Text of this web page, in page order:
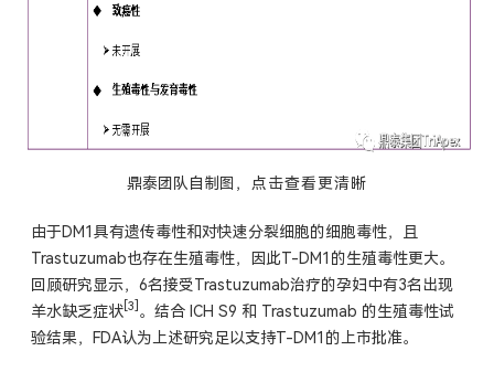
鼎泰团队自制图 ，点击查看更清晰
由于DM1具有遗传毒性和对快速分裂细胞的细胞毒性，且
Trastuzumab也存在生殖毒性，因此T-DM1的生殖毒性更大。
回顾研究显示，6名接受Trastuzumab治疗的孕妇中有3名出现
羊水缺乏症状[3] 。 结合 ICH S9 和 Trastuzumab 的生殖毒性试
验结果，FDA认为上述研究足以支持T-DM1的上市批准。